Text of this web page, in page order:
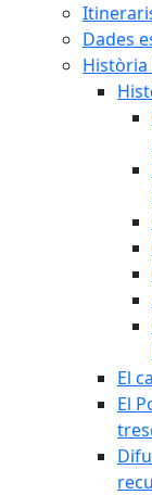
Dades
Història
El
El